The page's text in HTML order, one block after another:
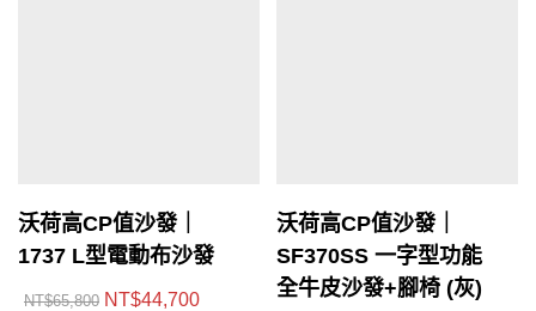
沃荷高CP值沙發｜
1737 L型電動布沙發
NT$65,800 NT$44,700
沃荷高CP值沙發｜
SF370SS 一字型功能
全牛皮沙發+腳椅 (灰)